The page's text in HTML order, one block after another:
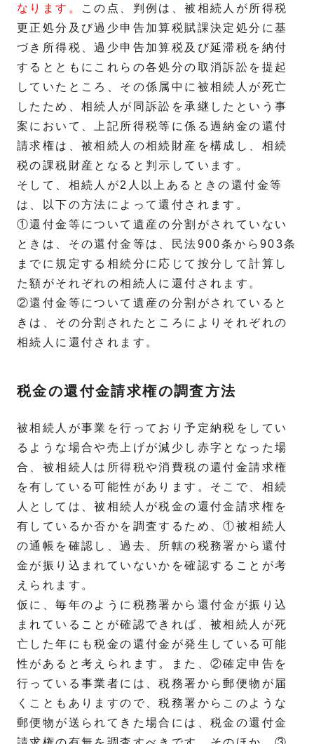
なります。
この点、判例は、被相続人が所得税
更正処分及び過少申告加算税賦課決定処分に基
づき所得税、過少申告加算税及び延滞税を納付
するとともにこれらの各処分の取消訴訟を提起
していたところ、その係属中に被相続人が死亡
したため、相続人が同訴訟を承継したという事
案において、上記所得税等に係る過納金の還付
請求権は、被相続人の相続財産を構成し、相続
税の課税財産となると判示しています。
そして、相続人が2人以上あるときの還付金等
は、以下の方法によって還付されます。
①還付金等について遺産の分割がされていない
ときは、その還付金等は、民法900条から903条
までに規定する相続分に応じて按分して計算し
た額がそれぞれの相続人に還付されます。
②還付金等について遺産の分割がされていると
きは、その分割されたところによりそれぞれの
相続人に還付されます。
税金の還付金請求権の調査方法
被相続人が事業を行っており予定納税をしてい
るような場合や売上げが減少し赤字となった場
合、被相続人は所得税や消費税の還付金請求権
を有している可能性があります。そこで、相続
人としては、被相続人が税金の還付金請求権を
有しているか否かを調査するため、①被相続人
の通帳を確認し、過去、所轄の税務署から還付
金が振り込まれていないかを確認することが考
えられます。
仮に、毎年のように税務署から還付金が振り込
まれていることが確認できれば、被相続人が死
亡した年にも税金の還付金が発生している可能
性があると考えられます。また、②確定申告を
行っている事業者には、税務署から郵便物が届
くこともありますので、税務署からこのような
郵便物が送られてきた場合には、税金の還付金